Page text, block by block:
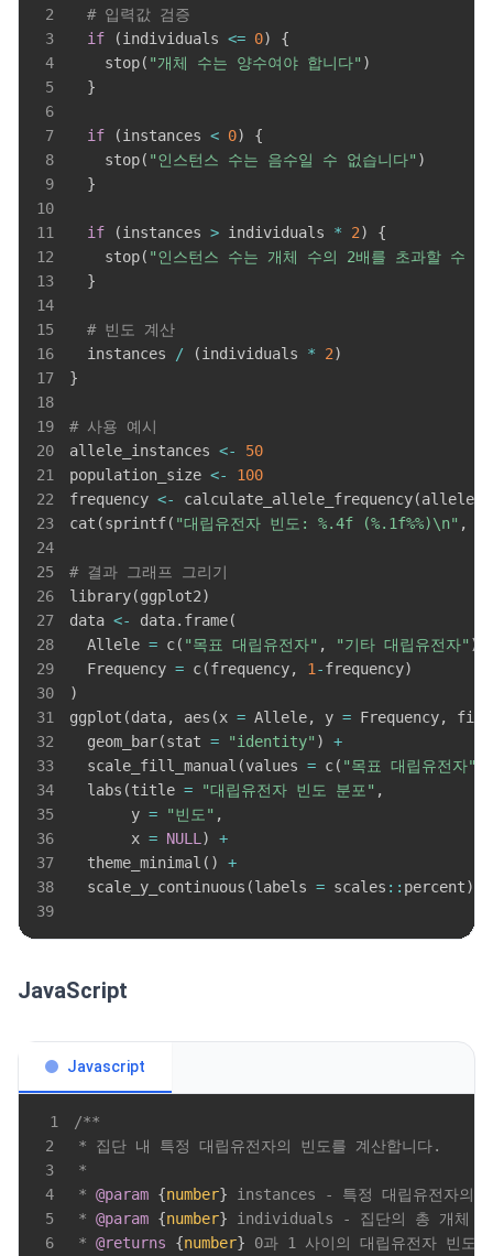
2
# 입력값 검증
3
if (individuals <= 0)
{
4
    stop
( "개체 수는 양수여야 합니다" )
5
}
6
7
if (instances < 0)
{
8
    stop
( "인스턴스 수는 음수일 수 없습니다" )
9
}
10
11
if (instances > individuals * 2)
{
12
    stop
( "인스턴스 수는 개체 수의 2배를 초과할 수 없
13
}
14
15
# 빈도 계산
16
  instances
/ (individuals * 2)
17
}
18
19
# 사용 예시
20
allele_instances <-
50
21
population_size <-
100
22
frequency <- calculate_allele_frequency(
23
cat (sprintf( "대립유전자 빈도: %.4f (%.1f%%)\n" ,
24
25
# 결과 그래프 그리기
26
library(ggplot2)
27
data <- data.frame(
28
  Allele
= c( "목표 대립유전자" , "기타 대립유전자" )
29
  Frequency
= c(frequency, 1 -frequency)
30
)
31
ggplot (data, aes (x = Allele, y = Frequency,
32
  geom_bar
(stat = "identity" )
+
33
  scale_fill_manual
(values = c( "목표 대립유전자"
34
  labs
(title = "대립유전자 빈도 분포" ,
35
       y
= "빈도" ,
36
       x
= NULL )
+
37
  theme_minimal
( )
+
38
  scale_y_continuous
(labels = scales :: percent)
39
JavaScript
Javascript
1
2
3
4
* @param {number}
instances
5
* @param {number}
individuals
6
* @returns {number}